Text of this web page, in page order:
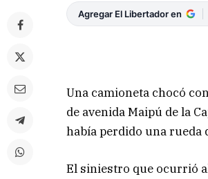
Agregar El Libertador en
Una camioneta chocó
de avenida Maipú de la
había perdido una rueda
El siniestro que ocurrió